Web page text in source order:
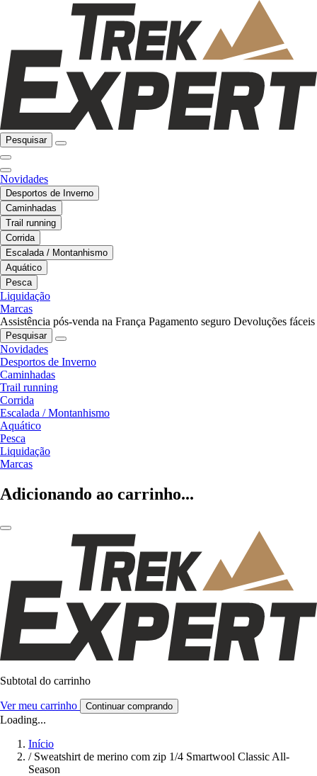
Pesquisar
Novidades
Desportos de Inverno
Caminhadas
Trail running
Corrida
Escalada / Montanhismo
Aquático
Pesca
Liquidação
Marcas
Assistência pós-venda na França Pagamento seguro Devoluções fáceis
Pesquisar
Novidades
Desportos de Inverno
Caminhadas
Trail running
Corrida
Escalada / Montanhismo
Aquático
Pesca
Liquidação
Marcas
Adicionando ao carrinho...
Subtotal do carrinho
Ver meu carrinho Continuar comprando
Loading...
Início
/ Sweatshirt de merino com zip 1/4 Smartwool Classic All-
Season